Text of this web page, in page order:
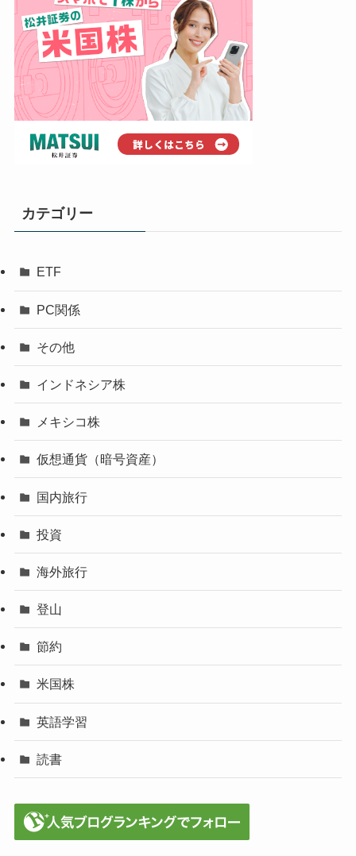
カテゴリー
ETF
PC関係
その他
インドネシア株
メキシコ株
仮想通貨（暗号資産）
国内旅行
投資
海外旅行
登山
節約
米国株
英語学習
読書